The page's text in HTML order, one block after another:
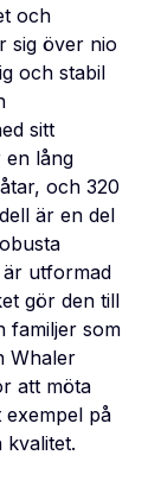
och
sig över nio
och stabil
sitt
en lång
och 320
är en del
är utformad
gör den till
familjer som
Whaler
att möta
på
kvalitet.